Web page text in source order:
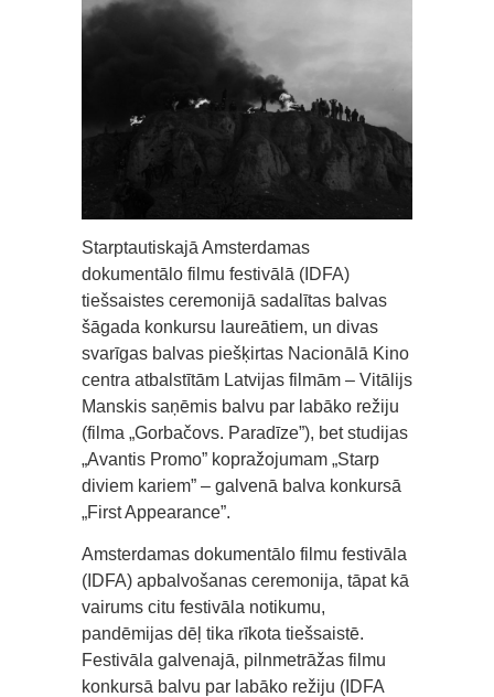
Starptautiskajā Amsterdamas
dokumentālo filmu festivālā (IDFA)
tiešsaistes ceremonijā sadalītas balvas
šāgada konkursu laureātiem, un divas
svarīgas balvas piešķirtas Nacionālā Kino
centra atbalstītām Latvijas filmām – Vitālijs
Manskis saņēmis balvu par labāko režiju
(filma „Gorbačovs. Paradīze”), bet studijas
„Avantis Promo” kopražojumam „Starp
diviem kariem” – galvenā balva konkursā
„First Appearance”.
Amsterdamas dokumentālo filmu festivāla
(IDFA) apbalvošanas ceremonija, tāpat kā
vairums citu festivāla notikumu,
pandēmijas dēļ tika rīkota tiešsaistē.
Festivāla galvenajā, pilnmetrāžas filmu
konkursā balvu par labāko režiju (IDFA